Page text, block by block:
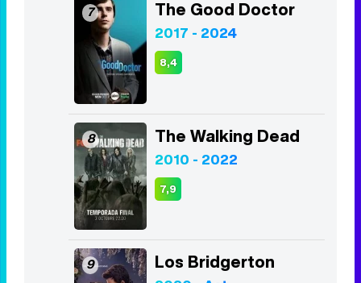
6 Lucifer
8,4
7 The Good Doctor
8,4